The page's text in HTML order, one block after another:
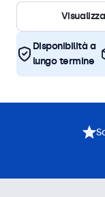
Visualizza
Disponibilità a
lungo termine